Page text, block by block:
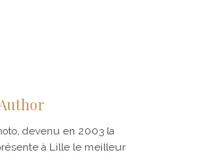
devenu en 2003 la
à Lille le meilleur